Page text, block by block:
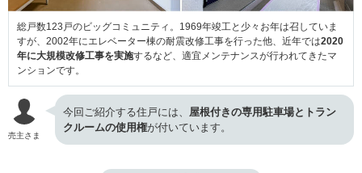
総戸数123戸のビッグコミュニティ。1969年竣工と少々お年は召していま
すが、2002年にエレベーター棟の耐震改修工事を行った他、近年では2020
年に大規模改修工事を実施するなど、適宜メンテナンスが行われてきたマ
ンションです。
売主さま
今回ご紹介する住戸には、 屋根付きの専用駐車場とトラン
クルームの使用権が付いています。